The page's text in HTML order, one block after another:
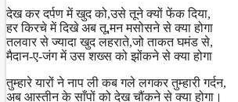
देख कर दर्पण में खुद को,उसे तूने क्यों फेंक दिया,
हर किरचे में दिखे अब तू,मन मसोसने से क्या होगा
तलवार से ज्यादा खुद लहराते,जो ताकत घमंड से,
मैदान-ए-जंग में उस शख्स को झोंकने से क्या होगा
तुम्हारे यारों ने नाप ली कब गले लगकर तुम्हारी गर्दन,
अब आस्तीन के साँपों को देख चौंकने से क्या होगा।